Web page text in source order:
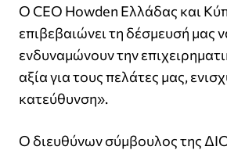
Ο CEO Howden Ελλάδας και
επιβεβαιώνει τη δέσμευσή μας
ενδυναμώνουν την
αξία για τους πελάτες μας,
κατεύθυνση».
Ο διευθύνων σύμβουλος της